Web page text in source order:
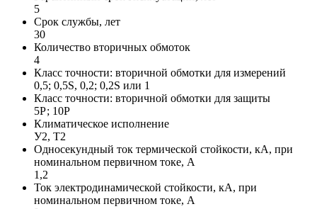
5
Срок службы, лет
30
Количество вторичных обмоток
4
Класс точности: вторичной обмотки для измерений
0,5; 0,5S, 0,2; 0,2S или 1
Класс точности: вторичной обмотки для защиты
5Р; 10Р
Климатическое исполнение
У2, Т2
Односекундный ток термической стойкости, кА, при
номинальном первичном токе, А
1,2
Ток электродинамической стойкости, кА, при
номинальном первичном токе, А